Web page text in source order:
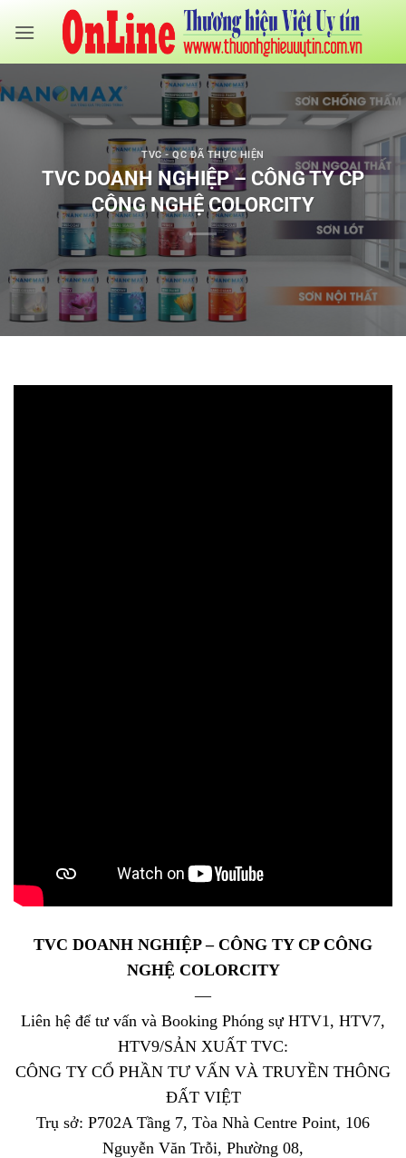
qua
dung
TVC - QC ĐÃ THỰC HIỆN
TVC DOANH NGHIỆP – CÔNG TY CP
CÔNG NGHỆ COLORCITY
TVC DOANH NGHIỆP – CÔNG TY CP CÔNG
NGHỆ COLORCITY
—
Liên hệ để tư vấn và Booking Phóng sự HTV1, HTV7,
HTV9/SẢN XUẤT TVC:
CÔNG TY CỔ PHẦN TƯ VẤN VÀ TRUYỀN THÔNG
ĐẤT VIỆT
Trụ sở: P702A Tầng 7, Tòa Nhà Centre Point, 106
Nguyễn Văn Trỗi, Phường 08,